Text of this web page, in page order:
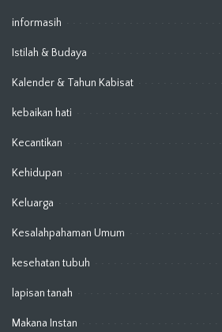
informasih
Istilah & Budaya
Kalender & Tahun Kabisat
kebaikan hati
Kecantikan
Kehidupan
Keluarga
Kesalahpahaman Umum
kesehatan tubuh
lapisan tanah
Makana Instan